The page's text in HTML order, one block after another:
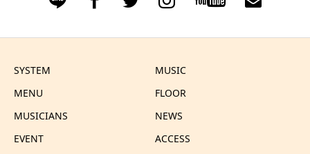
SYSTEM
MUSIC
MENU
FLOOR
MUSICIANS
NEWS
EVENT
ACCESS